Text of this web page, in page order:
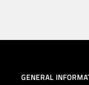
GENERAL